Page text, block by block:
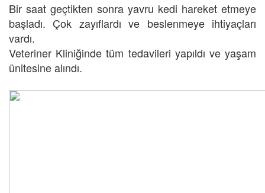
Bir saat geçtikten sonra yavru kedi hareket etmeye
başladı. Çok zayıflardı ve beslenmeye ihtiyaçları
vardı.
Veteriner Kliniğinde tüm tedavileri yapıldı ve yaşam
ünitesine alındı.